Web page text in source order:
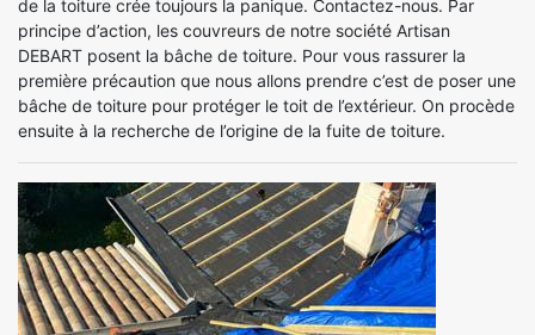
de la toiture crée toujours la panique. Contactez-nous. Par
principe d’action, les couvreurs de notre société Artisan
DEBART posent la bâche de toiture. Pour vous rassurer la
première précaution que nous allons prendre c’est de poser une
bâche de toiture pour protéger le toit de l’extérieur. On procède
ensuite à la recherche de l’origine de la fuite de toiture.